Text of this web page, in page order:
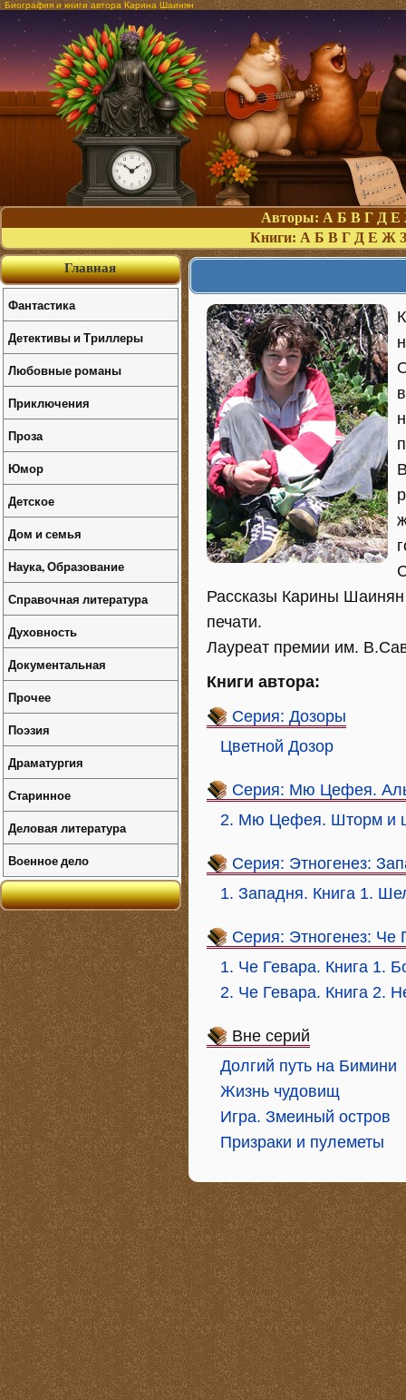
Биография и книги автора Карина Шаинян
Авторы: А Б В Г Д Е
Книги: А Б В Г Д Е Ж З
Рассказы Карины Шаинян
печати.
Лауреат премии им.
Книги автора:
Серия: Дозоры
Цветной Дозор
Серия: Мю Цефея.
2. Мю Цефея. Шторм и
Серия: Этногенез:
1. Западня. Книга 1.
Серия: Этногенез: Че
1. Че Гевара. Книга 1.
2. Че Гевара. Книга 2.
Вне серий
Долгий путь на Бимини
Жизнь чудовищ
Игра. Змеиный остров
Призраки и пулеметы
Главная
Фантастика
Детективы и Триллеры
Любовные романы
Приключения
Проза
Юмор
Детское
Дом и семья
Наука, Образование
Справочная литература
Духовность
Документальная
Прочее
Поэзия
Драматургия
Старинное
Деловая литература
Военное дело